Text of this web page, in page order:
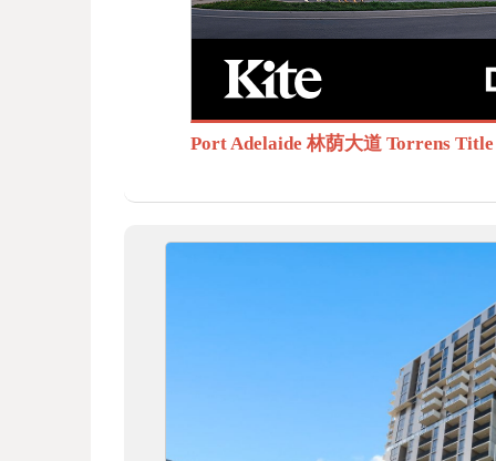
Port Adelaide 林荫大道 Torrens